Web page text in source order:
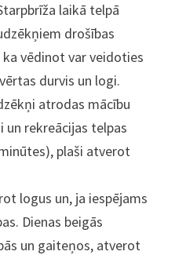
laikā telpā
drošības
vēdinot var veidoties
durvis un logi.
atrodas mācību
un rekreācijas telpas
plaši atverot
logus un, ja iespējams
Dienas beigās
un gaiteņos, atverot